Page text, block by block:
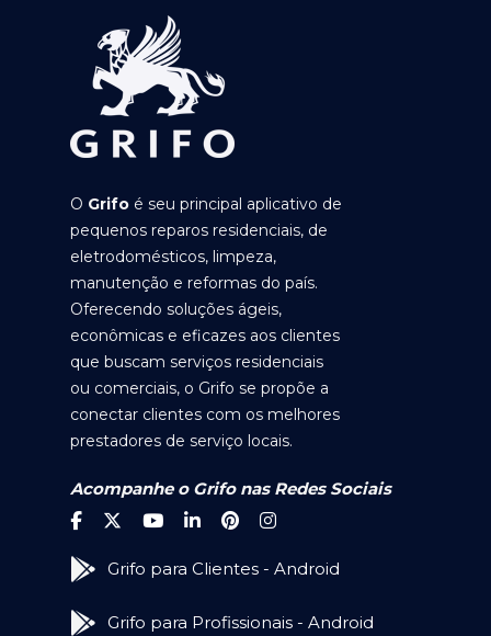
O Grifo é seu principal aplicativo de
pequenos reparos residenciais, de
eletrodomésticos, limpeza,
manutenção e reformas do país.
Oferecendo soluções ágeis,
econômicas e eficazes aos clientes
que buscam serviços residenciais
ou comerciais, o Grifo se propõe a
conectar clientes com os melhores
prestadores de serviço locais.
Acompanhe o Grifo nas Redes Sociais
Grifo para Clientes - Android
Grifo para Profissionais - Android